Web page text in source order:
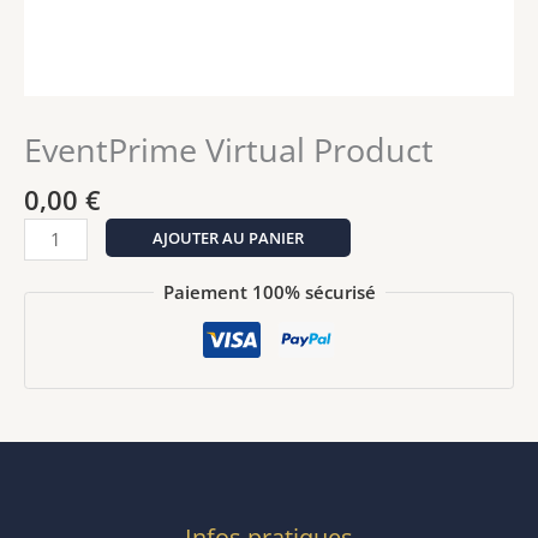
EventPrime Virtual Product
0,00 €
quantité
de
EventPrime
AJOUTER AU PANIER
Paiement 100% sécurisé